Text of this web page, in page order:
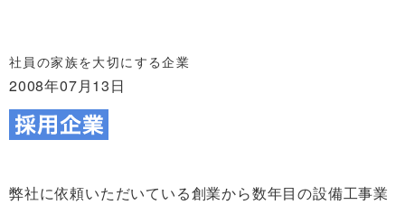
社員の家族を大切にする企業
2008年07月13日
弊社に依頼いただいている創業から数年目の設備工事業